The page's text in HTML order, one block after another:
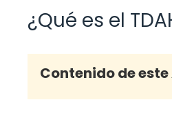
¿Qué es el
Contenido de